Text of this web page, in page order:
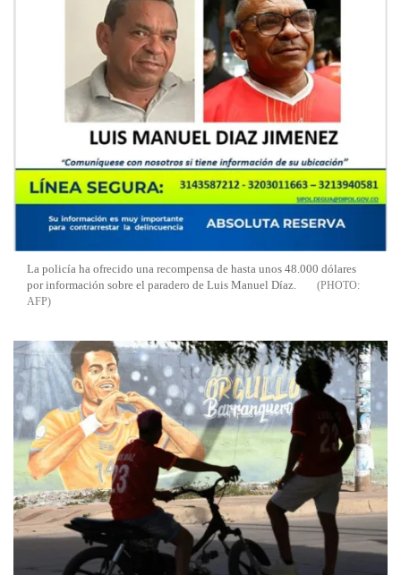
La policía ha ofrecido una recompensa de hasta unos 48.000 dólares
por información sobre el paradero de Luis Manuel Díaz.
AFP